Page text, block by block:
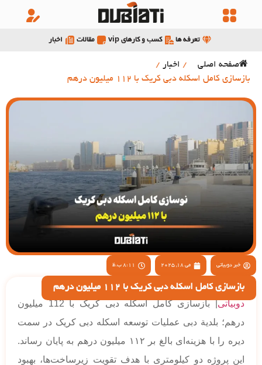
تعرفه ها کسب و کارهای vip مقالات اخبار
صفحه اصلی / اخبار /
بازسازی کامل اسکله دبی کریک با 112 میلیون درهم
خبر دوبیاتی می 18, 2025 8:11 ب.ظ
بازسازی کامل اسکله دبی کریک با 112 میلیون درهم
دوبیاتی
| بازسازی کامل اسکله دبی کریک با 112 میلیون
درهم؛ بلدیة دبی عملیات توسعه اسکله دبی کریک در سمت
دیره را با هزینه‌ای بالغ بر ۱۱۲ میلیون درهم به پایان رساند.
این پروژه دو کیلومتری با هدف تقویت زیرساخت‌ها، بهبود